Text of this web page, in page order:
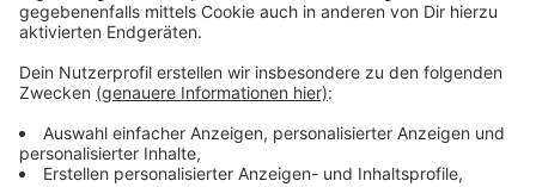
des Brauprozesses muss die Würze des Biers in
großen Kesseln gekocht werden. Die werden meist
mit Gas beheizt. Das ist gerade ein Problem, denn Gas
könnte bald auch der Zapfhahn trockenliegen. Die
Krombacher-Brauerei sucht nach eigenen Angaben